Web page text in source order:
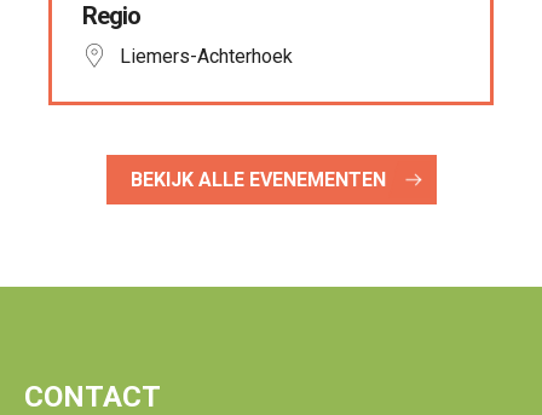
Regio
Liemers-Achterhoek
BEKIJK ALLE EVENEMENTEN
CONTACT